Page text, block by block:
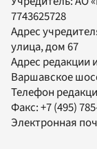
7743625728
Адрес
улица, дом 67
Адрес редакции
Варшавское
Телефон
Факс:+7 (495)
Электронная